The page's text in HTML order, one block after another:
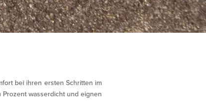
bei ihren ersten Schritten im
wasserdicht und eignen